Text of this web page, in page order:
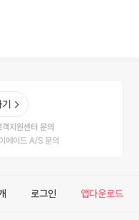
지원센터 문의
메이드 A/S 문의
로그인 앱다운로드